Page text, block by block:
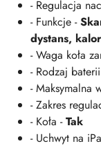
- Regulacja
- Funkcje -
dystans,
- Waga koła
- Rodzaj
- Maksymalna
- Zakres
- Koła -Tak
- Uchwyt na